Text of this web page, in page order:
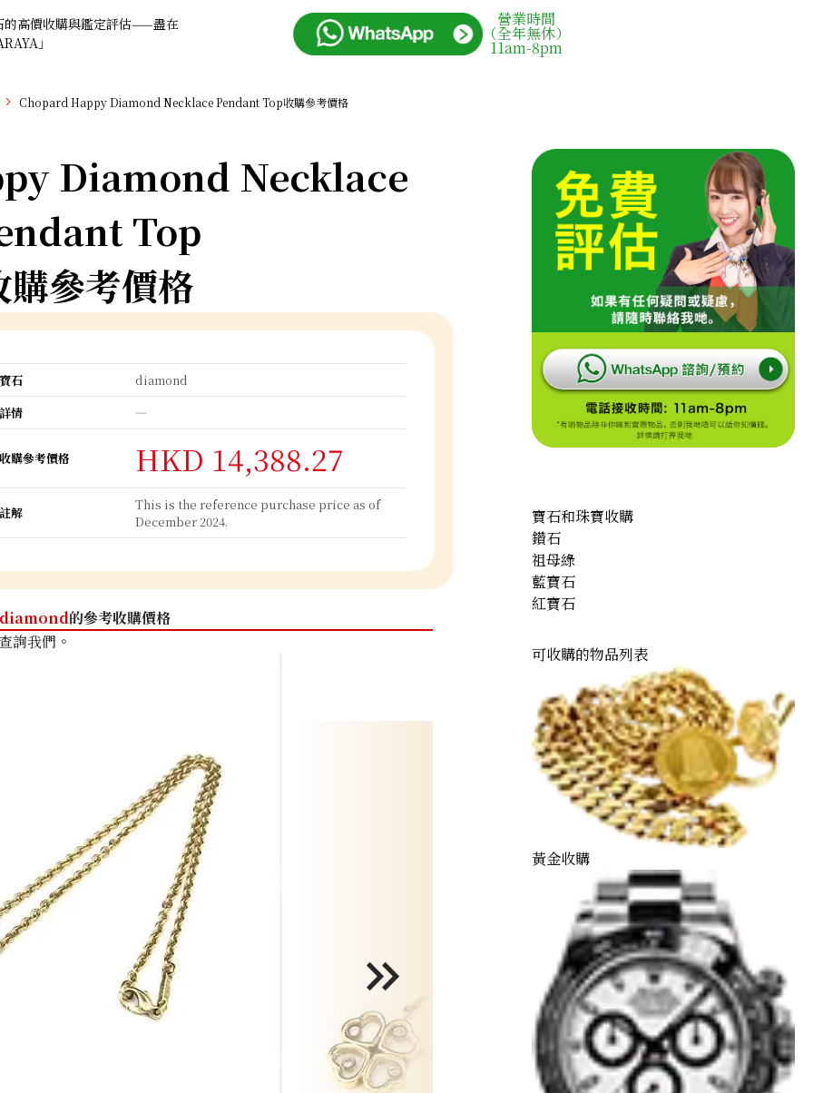
的高價收購與鑑定評估——盡在
」
營業時間
（全年無休）
11am-8pm
Chopard Happy Diamond Necklace Pendant Top收購參考價格
Diamond Necklace
Top
購參考價格
寶石
diamond
詳情
―
收購參考價格 HKD 14,388.27
註解
This is the reference purchase price as of
December 2024.
diamond的參考收購價格
詢我們。
寶石和珠寶收購
鑽石
祖母綠
藍寶石
紅寶石
可收購的物品列表
黃金收購